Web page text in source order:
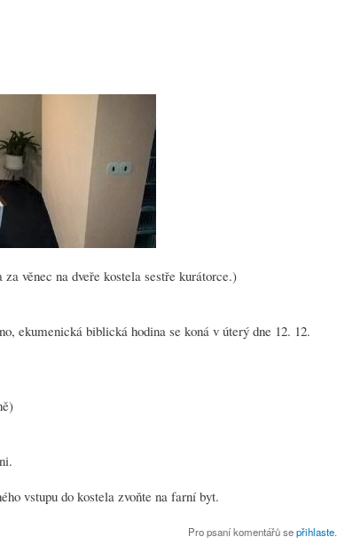
věnec na dveře kostela sestře kurátorce.)
ekumenická biblická hodina se koná v úterý dne 12. 12.
vstupu do kostela zvoňte na farní byt.
Pro psaní komentářů sepřihlaste.